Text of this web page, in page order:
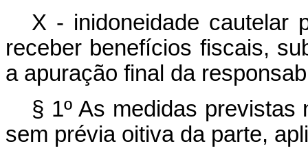
X - inidoneidade cautelar
receber benefícios fiscais,
a apuração final da
§ 1º As medidas
sem prévia oitiva da parte,